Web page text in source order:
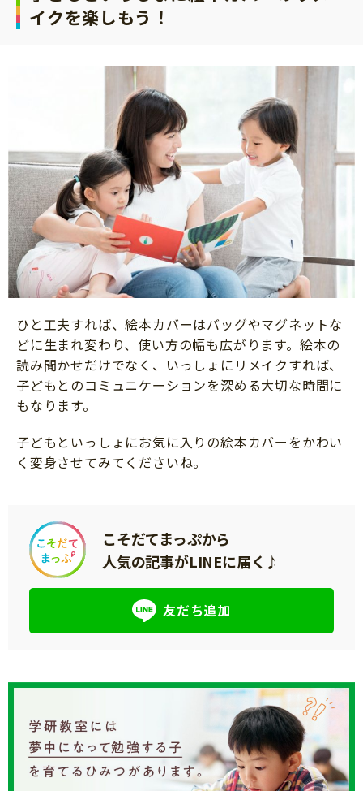
イクを楽しもう！
ひと工夫すれば、絵本カバーはバッグやマグネットな
どに生まれ変わり、使い方の幅も広がります。絵本の
読み聞かせだけでなく、いっしょにリメイクすれば、
子どもとのコミュニケーションを深める大切な時間に
もなります。
子どもといっしょにお気に入りの絵本カバーをかわい
く変身させてみてくださいね。
こそだてまっぷから
人気の記事がLINEに届く♪
友だち追加